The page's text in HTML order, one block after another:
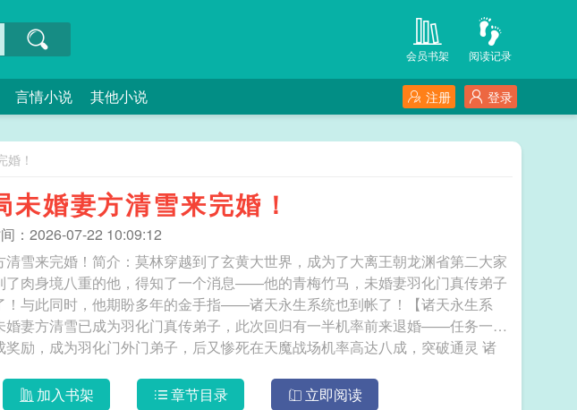
阅读记录
会员书架
言情小说 其他小说 登录
注册
婚！
未婚妻方清雪来完婚！
：2026-07-22 10:09:12
雪来完婚！简介：莫林穿越到了玄黄大世界，成为了大离王朝龙渊省第二大家
了肉身境八重的他，得知了一个消息——他的青梅竹马，未婚妻羽化门真传弟子
！与此同时，他期盼多年的金手指——诸天永生系统也到帐了！【诸天永生系
婚妻方清雪已成为羽化门真传弟子，此次回归有一半机率前来退婚——任务一：
励，成为羽化门外门弟子，后又惨死在天魔战场机率高达八成，突破通灵 诸
加入书架 章节目录 立即阅读